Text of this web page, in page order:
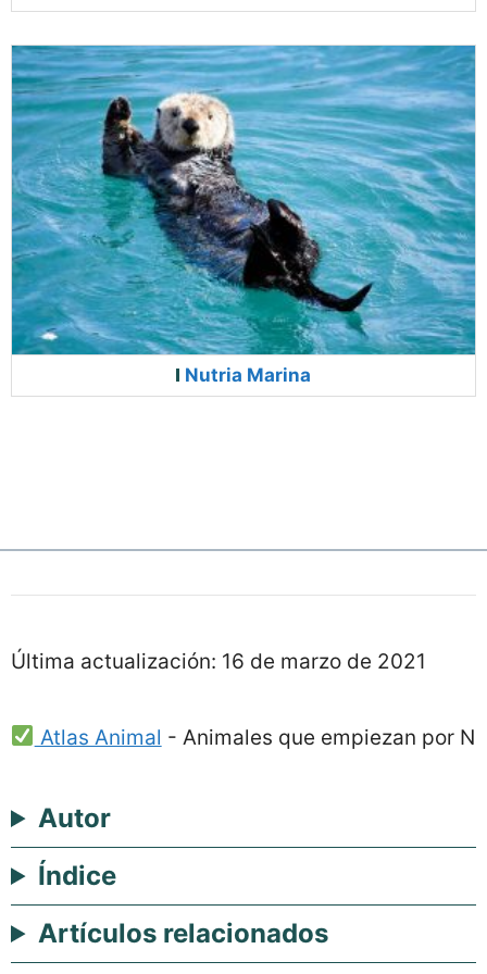
Nutria Marina
Última actualización: 16 de marzo de 2021
Atlas Animal - Animales que empiezan por N
Autor
Índice
Artículos relacionados